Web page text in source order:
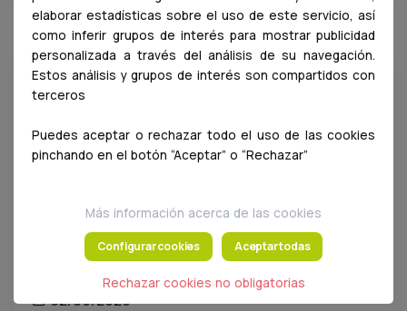
Detección del Maltrato Animal.
Identificar es el primer paso para
proteger. 2 de junio a las 15:00h
02/06/2026
elaborar estadísticas sobre el uso de este servicio, así
como inferir grupos de interés para mostrar publicidad
personalizada a través del análisis de su navegación.
Estos análisis y grupos de interés son compartidos con
terceros
Puedes aceptar o rechazar todo el uso de las cookies
pinchando en el botón “Aceptar” o “Rechazar”
Más información acerca de las cookies
Configurar cookies Aceptar todas
Rechazar cookies no obligatorias